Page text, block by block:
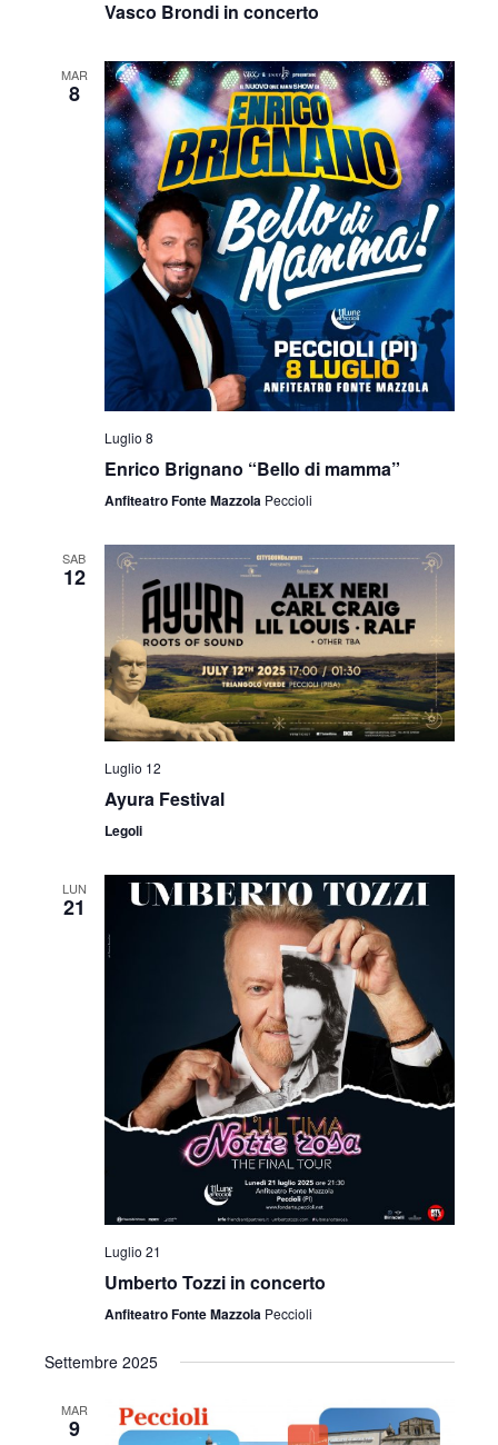
Vasco Brondi in concerto
MAR
8
Luglio 8
Enrico Brignano “Bello di mamma”
Anfiteatro Fonte Mazzola Peccioli
SAB
12
Luglio 12
Ayura Festival
Legoli
LUN
21
Luglio 21
Umberto Tozzi in concerto
Anfiteatro Fonte Mazzola Peccioli
Settembre 2025
MAR
9